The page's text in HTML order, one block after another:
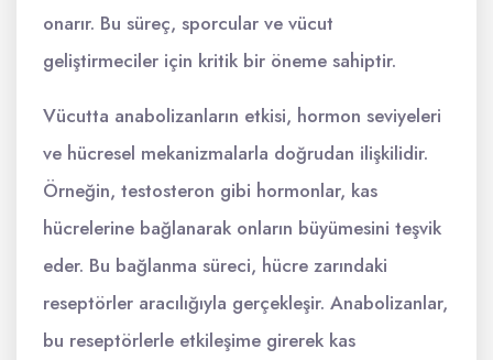
onarır. Bu süreç, sporcular ve vücut
geliştirmeciler için kritik bir öneme sahiptir.
Vücutta anabolizanların etkisi, hormon seviyeleri
ve hücresel mekanizmalarla doğrudan ilişkilidir.
Örneğin, testosteron gibi hormonlar, kas
hücrelerine bağlanarak onların büyümesini teşvik
eder. Bu bağlanma süreci, hücre zarındaki
reseptörler aracılığıyla gerçekleşir. Anabolizanlar,
bu reseptörlerle etkileşime girerek kas